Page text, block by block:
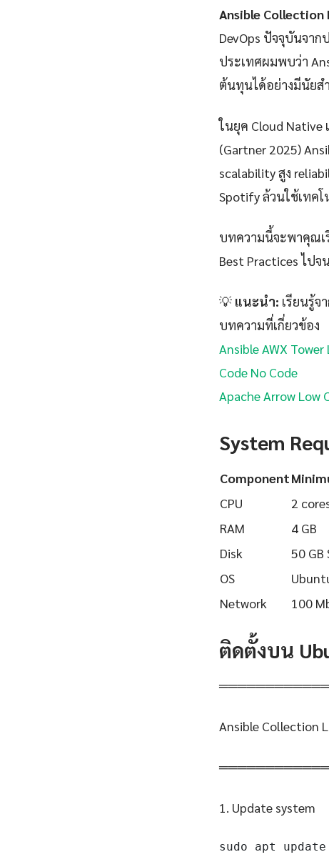
Ansible Collection
DevOps ปัจจุบันจา
ประเทศผมพบว่า
ต้นทุนได้อย่างมีนัยส
ในยุค Cloud Native
(Gartner 2025)
scalability สูง
Spotify ล้วนใช้เทคโ
บทความนี้จะพาคุณเ
Best Practices ไป
💡 แนะนำ: เรียนรู้จ
บทความที่เกี่ยวข้อง
Ansible AWX Tower
Code No Code
Apache Arrow Low
System
Component
CPU
2
RAM
4 GB
Disk
50 GB
OS
Network
100
ติดตั้งบน
Ansible Collection
1. Update system
sudo apt